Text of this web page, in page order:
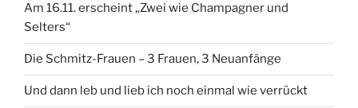
Am 16.11. erscheint „Zwei wie Champagner und
Selters“
Die Schmitz-Frauen – 3 Frauen, 3 Neuanfänge
Und dann leb und lieb ich noch einmal wie verrückt